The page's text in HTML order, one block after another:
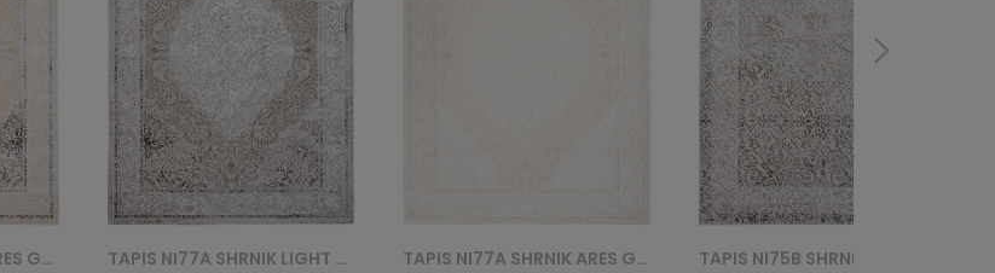
TAPIS NI77E SHRNIK ARES GYV - KREMOWY TAPIS NI77A SHRNIK LIGHT ARES HBB - SZARY TAPIS NI77A SHRNIK ARES GYU - KREMOWY